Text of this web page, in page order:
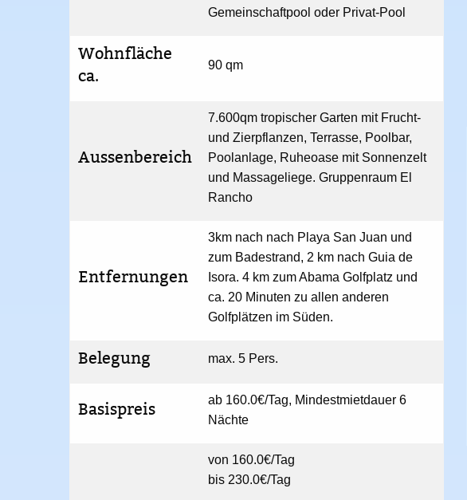
Gemeinschaftpool oder Privat-Pool
Wohnfläche
ca.
90 qm
Aussenbereich
7.600qm tropischer Garten mit Frucht-
und Zierpflanzen, Terrasse, Poolbar,
Poolanlage, Ruheoase mit Sonnenzelt
und Massageliege. Gruppenraum El
Rancho
Entfernungen
3km nach nach Playa San Juan und
zum Badestrand, 2 km nach Guia de
Isora. 4 km zum Abama Golfplatz und
ca. 20 Minuten zu allen anderen
Golfplätzen im Süden.
Belegung max. 5 Pers.
Basispreis
ab 160.0€/Tag, Mindestmietdauer 6
Nächte
von 160.0€/Tag
bis 230.0€/Tag